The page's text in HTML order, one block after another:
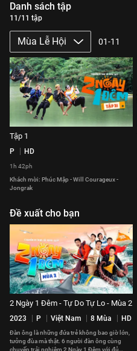
Danh sách tập
11/11 tập
Mùa Lễ Hội 01-11
Tập 1
P HD
1h 42ph
Khách mời: Phúc Mập - Will Courageux -
Jongrak
Đề xuất cho bạn
2 Ngày 1 Đêm - Tự Do Tự Lo - Mùa 2
2023 P Việt Nam 8 Mùa HD
Đàn ông là những đứa trẻ không bao giờ lớn,
tưởng đùa mà thật. 6 người đàn ông cùng
chuyến trải nghiệm 2 Ngày 1 Đêm với đủ